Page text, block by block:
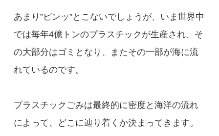
あまり”ピンッ”とこないでしょうが、いま世界中
では毎年4億トンのプラスチックが生産され、そ
の大部分はゴミとなり、またその一部が海に流
れているのです。
プラスチックごみは最終的に密度と海洋の流れ
によって、どこに辿り着くか決まってきます。